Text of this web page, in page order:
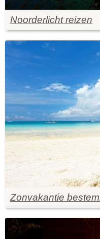
Noorderlicht reizen
Zonvakantie